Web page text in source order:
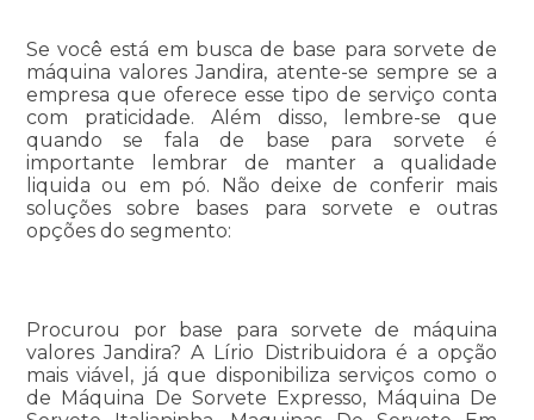
Se você está em busca de base para sorvete de
máquina valores Jandira, atente-se sempre se a
empresa que oferece esse tipo de serviço conta
com praticidade. Além disso, lembre-se que
quando se fala de base para sorvete é
importante lembrar de manter a qualidade
liquida ou em pó. Não deixe de conferir mais
soluções sobre bases para sorvete e outras
opções do segmento:
Procurou por base para sorvete de máquina
valores Jandira? A Lírio Distribuidora é a opção
mais viável, já que disponibiliza serviços como o
de Máquina De Sorvete Expresso, Máquina De